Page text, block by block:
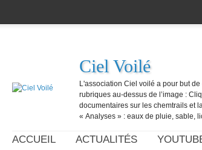
Ciel Voilé
L'association Ciel voilé a pour but
rubriques au-dessus de l’image :
documentaires sur les chemtrails et
« Analyses » : eaux de pluie, sable,
ACCUEIL ACTUALITÉS